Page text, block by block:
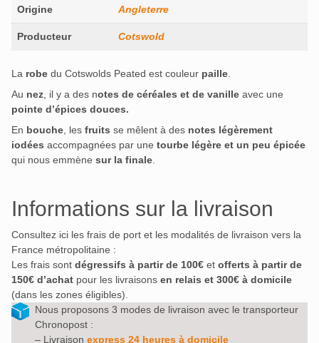
Origine Angleterre
Producteur Cotswold
La robe du Cotswolds Peated est couleur paille.
Au nez, il y a des notes de céréales et de vanille avec une
pointe d’épices douces.
En bouche, les fruits se mêlent à des notes légèrement
iodées accompagnées par une tourbe légère et un peu épicée
qui nous emmène sur la finale.
Informations sur la livraison
Consultez ici les frais de port et les modalités de livraison vers la
France métropolitaine :
Les frais sont dégressifs à partir de 100€ et offerts à partir de
150€ d’achat pour les livraisons en relais et 300€ à domicile
(dans les zones éligibles).
Nous proposons 3 modes de livraison avec le transporteur
Chronopost :
– Livraison express 24 heures à domicile